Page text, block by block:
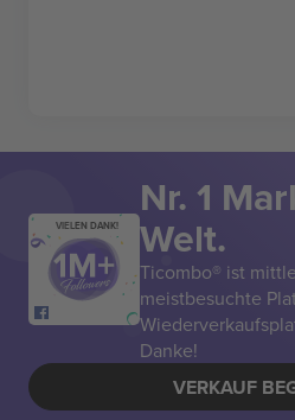
VIELEN DANK!
Nr. 1
Welt.
Ticombo® ist
meistbesuchte
Danke!
VERKAUF